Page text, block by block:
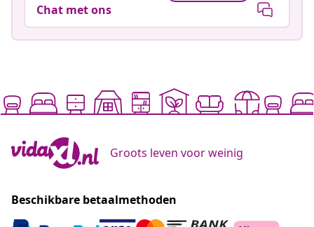
Chat met ons
Groots leven voor weinig
Beschikbare betaalmethoden